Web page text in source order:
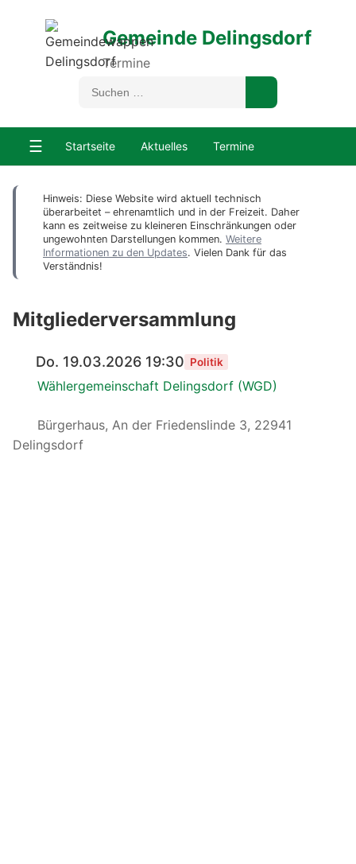
Gemeinde Delingsdorf
Termine
☰ Startseite Aktuelles Termine
Hinweis: Diese Website wird aktuell technisch
überarbeitet – ehrenamtlich und in der Freizeit. Daher
kann es zeitweise zu kleineren Einschränkungen oder
ungewohnten Darstellungen kommen. Weitere
Informationen zu den Updates. Vielen Dank für das
Verständnis!
Mitgliederversammlung
Do. 19.03.2026 19:30 Politik
Wählergemeinschaft Delingsdorf (WGD)
Bürgerhaus, An der Friedenslinde 3, 22941
Delingsdorf